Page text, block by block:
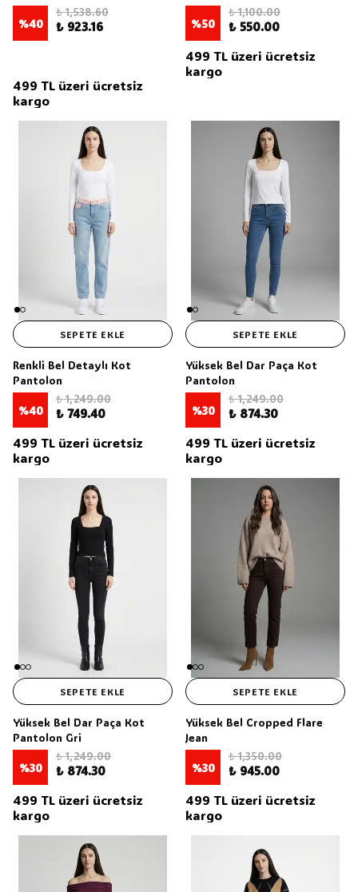
%40
₺ 1,538.60
₺ 923.16
499 TL üzeri ücretsiz
kargo
%50
₺ 1,100.00
₺ 550.00
499 TL üzeri ücretsiz
kargo
SEPETE EKLE
Renkli Bel Detaylı Kot
Pantolon
%40
₺ 1,249.00
₺ 749.40
499 TL üzeri ücretsiz
kargo
SEPETE EKLE
Yüksek Bel Dar Paça Kot
Pantolon
%30
₺ 1,249.00
₺ 874.30
499 TL üzeri ücretsiz
kargo
SEPETE EKLE
Yüksek Bel Dar Paça Kot
Pantolon Gri
%30
₺ 1,249.00
₺ 874.30
499 TL üzeri ücretsiz
kargo
SEPETE EKLE
Yüksek Bel Cropped Flare
Jean
%30
₺ 1,350.00
₺ 945.00
499 TL üzeri ücretsiz
kargo